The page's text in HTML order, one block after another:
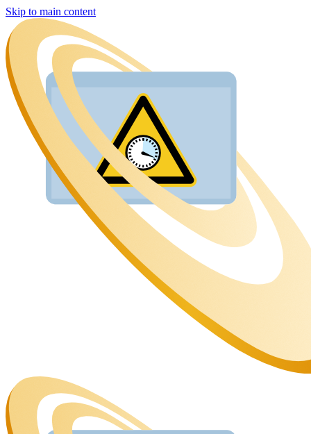
Skip to main content